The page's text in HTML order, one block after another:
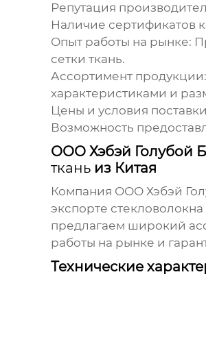
Репутация
Наличие сертификатов
Опыт работы на рынке:
сетки ткань.
Ассортимент
характеристиками и
Цены и условия
Возможность
ООО Хэбэй Голубой
тканьиз Китая
Компания ООО Хэбэй
экспорте стекловолокна
предлагаем широкий
работы на рынке и
Технические